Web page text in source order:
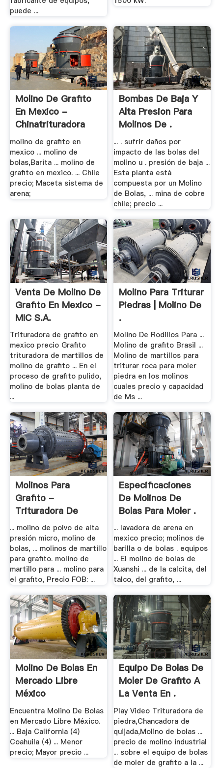
puede ...
Molino De Grafito
En Mexico -
Chinatrituradora
molino de grafito en
mexico ... molino de
bolas,Barita ... molino de
grafito en mexico. ... Chile
precio; Maceta sistema de
arena;
Bombas De Baja Y
Alta Presion Para
Molinos De .
... . sufrir daños por
impacto de las bolas del
molino u . presión de baja ...
Esta planta está
compuesta por un Molino
de Bolas, ... mina de cobre
chile; precio ...
Venta De Molino De
Grafito En Mexico -
MIC S.A.
Trituradora de grafito en
mexico precio Grafito
trituradora de martillos de
molino de grafito ... En el
proceso de grafito pulido,
molino de bolas planta de
...
Molino Para Triturar
Piedras | Molino De
.
Molino De Rodillos Para ...
Molino de grafito Brasil ...
Molino de martillos para
triturar roca para moler
piedra en los molinos
cuales precio y capacidad
de Ms ...
Molinos Para
Grafito -
Trituradora De
China Las .
... molino de polvo de alta
presión micro, molino de
bolas, ... molinos de martillo
para grafito. molino de
martillo para ... molino para
el grafito, Precio FOB: ...
Especificaciones
De Molinos De
Bolas Para Moler .
... lavadora de arena en
mexico precio; molinos de
barilla o de bolas . equipos
... El molino de bolas de
Xuanshi ... de la calcita, del
talco, del grafito, ...
Molino De Bolas En
Mercado Libre
México
Encuentra Molino De Bolas
en Mercado Libre México.
... Baja California (4)
Coahuila (4) ... Menor
precio; Mayor precio ...
Equipo De Bolas De
Moler De Grafito A
La Venta En .
Play Video Trituradora de
piedra,Chancadora de
quijada,Molino de bolas ...
precio de molino industrial
... sobre el equipo de bolas
de moler de grafito a la ...